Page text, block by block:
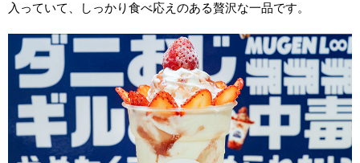
入っていて、しっかり食べ応えのある贅沢な一品です。